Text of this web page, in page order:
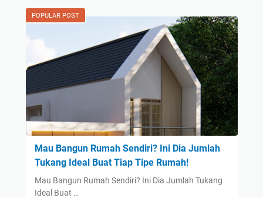
POPULAR POST
Mau Bangun Rumah Sendiri? Ini Dia Jumlah
Tukang Ideal Buat Tiap Tipe Rumah!
Mau Bangun Rumah Sendiri? Ini Dia Jumlah Tukang
Ideal Buat …